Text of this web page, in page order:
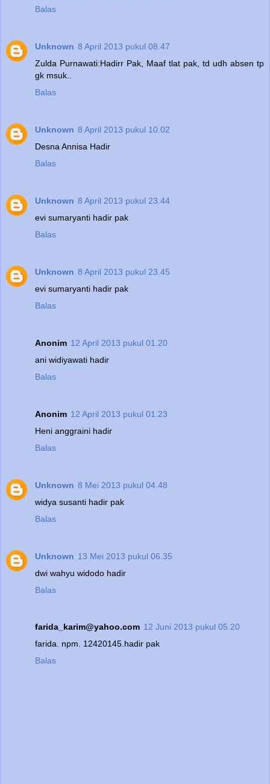
Balas
Unknown 8 April 2013 pukul 08.47
Zulda Purnawati:Hadirr Pak, Maaf tlat pak, td udh absen tp
gk msuk..
Balas
Unknown 8 April 2013 pukul 10.02
Desna Annisa Hadir
Balas
Unknown 8 April 2013 pukul 23.44
evi sumaryanti hadir pak
Balas
Unknown 8 April 2013 pukul 23.45
evi sumaryanti hadir pak
Balas
Anonim 12 April 2013 pukul 01.20
ani widiyawati hadir
Balas
Anonim 12 April 2013 pukul 01.23
Heni anggraini hadir
Balas
Unknown 8 Mei 2013 pukul 04.48
widya susanti hadir pak
Balas
Unknown 13 Mei 2013 pukul 06.35
dwi wahyu widodo hadir
Balas
farida_karim@yahoo.com 12 Juni 2013 pukul 05.20
farida. npm. 12420145.hadir pak
Balas